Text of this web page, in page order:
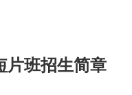
片班招生简章